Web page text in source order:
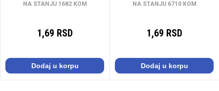
NA STANJU 1682 KOM
1,69 RSD
Dodaj u korpu
NA STANJU 6710 KOM
1,69 RSD
Dodaj u korpu